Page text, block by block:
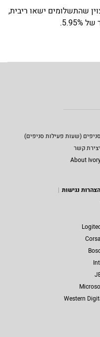
שהתשלומים ישאו ריבית,
סניפים (שעות פעילות סניפים)
יצירת קשר
About
הצהרות נגישות
Western